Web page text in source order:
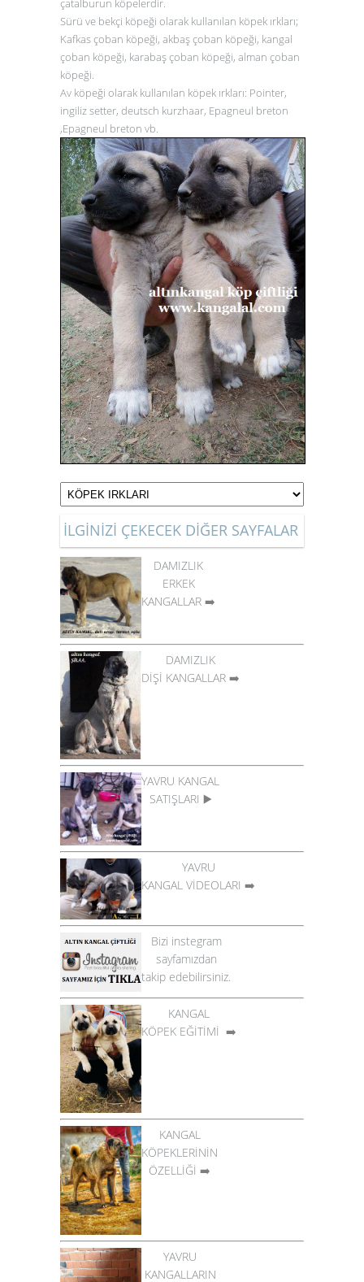
çatalburun köpelerdir.
Sürü ve bekçi köpeği olarak kullanılan köpek ırkları;
Kafkas çoban köpeği, akbaş çoban köpeği, kangal
çoban köpeği, karabaş çoban köpeği, alman çoban
köpeği.
Av köpeği olarak kullanılan köpek ırkları: Pointer,
ingiliz setter, deutsch kurzhaar, Epagneul breton
,Epagneul breton vb.
İLGİNİZİ ÇEKECEK DİĞER SAYFALAR
DAMIZLIK
ERKEK
KANGALLAR ➡️
DAMIZLIK
DİŞİ KANGALLAR ➡️
YAVRU KANGAL
SATIŞLARI ▶️
YAVRU
KANGAL VİDEOLARI ➡️
Bizi instegram
sayfamızdan
takip edebilirsiniz.
KANGAL
KÖPEK EĞİTİMİ ➡️
KANGAL
KÖPEKLERİNİN
ÖZELLİĞİ ➡️
YAVRU
KANGALLARIN